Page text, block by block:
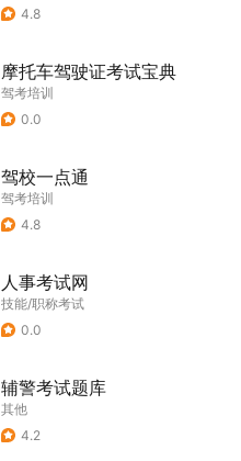
4.8
摩托车驾驶证考试宝典
驾考培训
0.0
驾校一点通
驾考培训
4.8
人事考试网
技能/职称考试
0.0
辅警考试题库
其他
4.2